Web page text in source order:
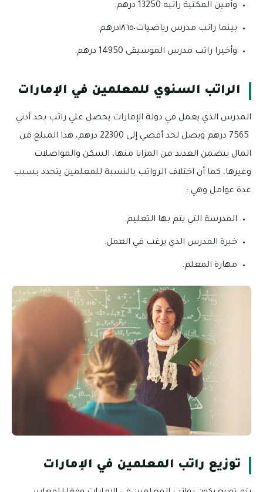
وأمين المكتبة راتبه 13250 درهم.
بينما راتب مدرس رياضيات١٨٦٥٠درهم.
وأخيرا راتب مدرس الموسيقى 14950 درهم.
الراتب السنوي للمعلمين في الإمارات
المدرس الذي يعمل في دولة الإمارات يحصل علي راتب بحد أدني
7565 درهم ويصل لحد أقصي إلى 22300 درهم، هذا المبلغ من
المال يتضمن العديد من المزايا منها، السكن والمواصلات
وغيرها، كما أن اختلاف الرواتب بالنسبة للمعلمين يتحدد بسبب
عدة عوامل وهي :
المدرسة التي يتم بها التعليم.
خبرة المدرس الذي يرغب في العمل.
مهارة المعلم.
توزيع راتب المعلمين في الإمارات